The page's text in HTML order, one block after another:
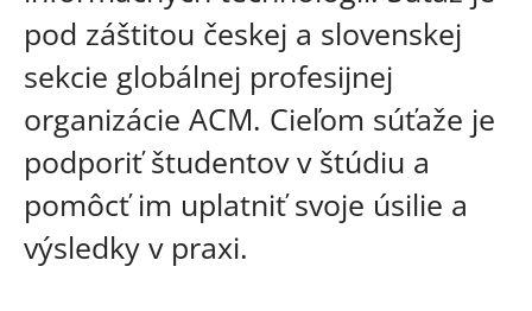
pod záštitou českej a slovenskej
sekcie globálnej profesijnej
organizácie ACM. Cieľom súťaže je
podporiť študentov v štúdiu a
pomôcť im uplatniť svoje úsilie a
výsledky v praxi.